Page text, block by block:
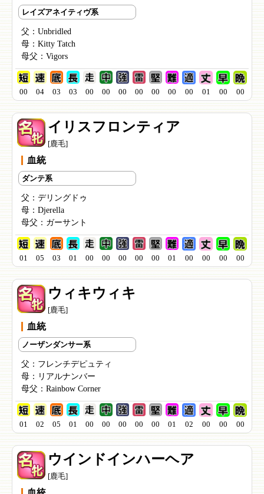
レイズアネイティヴ系
父： Unbridled
母： Kitty Tatch
母父： Vigors
00 04 03 03 00 00 00 00 00 00 00 01 00 00
イリスフロンティア
[鹿毛]
血統
ダンテ系
父： デリングドゥ
母： Djerella
母父： ガーサント
01 05 03 01 00 00 00 00 00 01 00 00 00 00
ウィキウィキ
[鹿毛]
血統
ノーザンダンサー系
父： フレンチデピュティ
母： リアルナンバー
母父： Rainbow Corner
01 02 05 01 00 00 00 00 00 01 02 00 00 00
ウインドインハーヘア
[鹿毛]